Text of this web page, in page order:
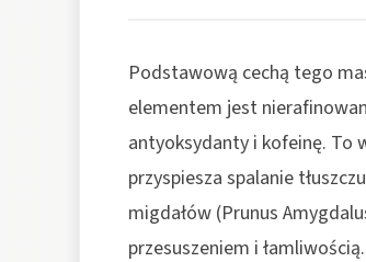
Podstawową cechą tego
elementem jest
antyoksydanty i kofeinę. To
przyspiesza spalanie
migdałów (Prunus
przesuszeniem i